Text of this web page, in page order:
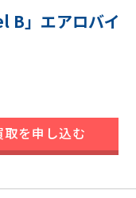
B」エアロバイ
取を申し込む